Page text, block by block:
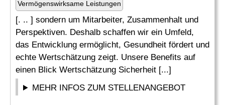
Vermögenswirksame Leistungen
[. .. ] sondern um Mitarbeiter, Zusammenhalt und
Perspektiven. Deshalb schaffen wir ein Umfeld,
das Entwicklung ermöglicht, Gesundheit fördert und
echte Wertschätzung zeigt. Unsere Benefits auf
einen Blick Wertschätzung Sicherheit [...]
MEHR INFOS ZUM STELLENANGEBOT